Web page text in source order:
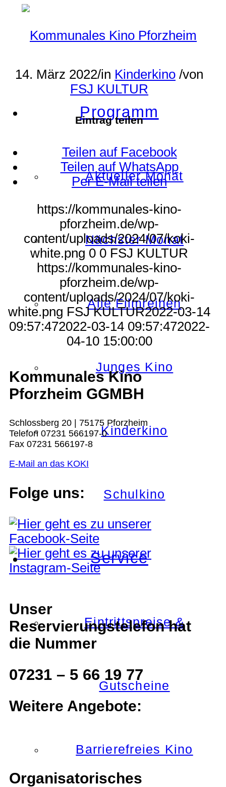
Programm
Aktueller Monat
Nächster Monat
Alle Filmreihen
Junges Kino
Kinderkino
Schulkino
Service
Eintrittspreise &
Gutscheine
Barrierefreies Kino
14. März 2022/in Kinderkino /von
FSJ KULTUR
Eintrag teilen
Teilen auf Facebook
Teilen auf WhatsApp
Per E-Mail teilen
https://kommunales-kino-
pforzheim.de/wp-
content/uploads/2024/07/koki-
white.png 0 0 FSJ KULTUR
https://kommunales-kino-
pforzheim.de/wp-
content/uploads/2024/07/koki-
white.png FSJ KULTUR2022-03-14
09:57:472022-03-14 09:57:472022-
04-10 15:00:00
Kommunales Kino
Pforzheim GGMBH
Schlossberg 20 | 75175 Pforzheim
Telefon 07231 566197-0
Fax 07231 566197-8
E-Mail an das KOKI
Folge uns:
Unser
Reservierungstelefon hat
die Nummer
07231 – 5 66 19 77
Weitere Angebote:
Organisatorisches